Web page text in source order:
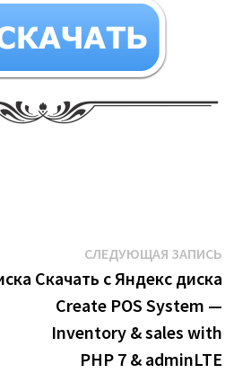
СЛЕДУЮЩАЯ ЗАПИСЬ
Скачать с Яндекс диска
Create POS System —
Inventory & sales with
PHP 7 & adminLTE